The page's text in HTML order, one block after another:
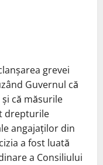
grevei
Guvernul că
că măsurile
drepturile
angajaților din
a fost luată
a Consiliului